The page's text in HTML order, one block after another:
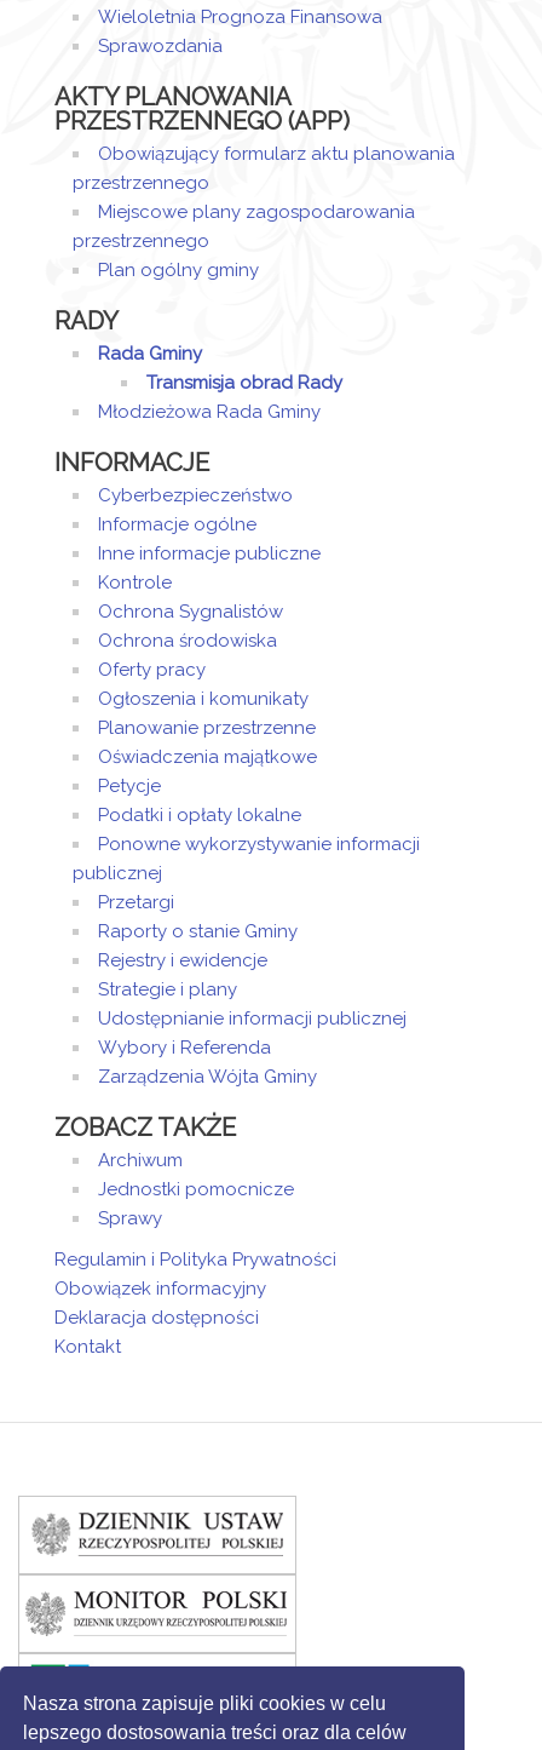
Nasza strona zapisuje pliki cookies w celu
lepszego dostosowania treści oraz dla celów
Wieloletnia Prognoza Finansowa
Sprawozdania
AKTY PLANOWANIA
PRZESTRZENNEGO (APP)
Obowiązujący formularz aktu planowania
przestrzennego
Miejscowe plany zagospodarowania
przestrzennego
Plan ogólny gminy
RADY
Rada Gminy
Transmisja obrad Rady
Młodzieżowa Rada Gminy
INFORMACJE
Cyberbezpieczeństwo
Informacje ogólne
Inne informacje publiczne
Kontrole
Ochrona Sygnalistów
Ochrona środowiska
Oferty pracy
Ogłoszenia i komunikaty
Planowanie przestrzenne
Oświadczenia majątkowe
Petycje
Podatki i opłaty lokalne
Ponowne wykorzystywanie informacji
publicznej
Przetargi
Raporty o stanie Gminy
Rejestry i ewidencje
Strategie i plany
Udostępnianie informacji publicznej
Wybory i Referenda
Zarządzenia Wójta Gminy
ZOBACZ TAKŻE
Archiwum
Jednostki pomocnicze
Sprawy
Regulamin i Polityka Prywatności
Obowiązek informacyjny
Deklaracja dostępności
Kontakt